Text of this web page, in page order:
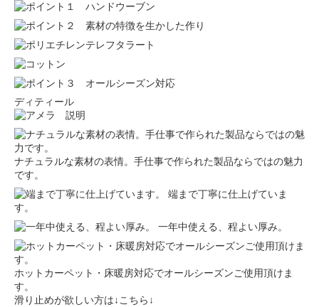
ディティール
ナチュラルな素材の表情。手仕事で作られた製品ならではの魅力
です。
端まで丁寧に仕上げていま
す。
一年中使える、程よい厚み。
ホットカーペット・床暖房対応でオールシーズンご使用頂けま
す。
滑り止めが欲しい方は↓こちら↓